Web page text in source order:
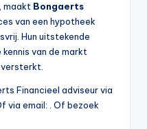
maakt Bongaerts
van een hypotheek
Hun uitstekende
van de markt
versterkt.
Financieel adviseur via
via email: . Of bezoek